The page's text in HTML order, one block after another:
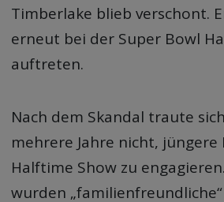
Timberlake blieb verschont.
erneut bei der Super Bowl
auftreten.
Nach dem Skandal traute
mehrere Jahre nicht,
Halftime Show zu
wurden